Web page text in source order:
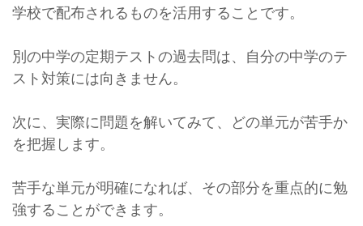
学校で配布されるものを活用することです。
別の中学の定期テストの過去問は、自分の中学のテ
スト対策には向きません。
次に、実際に問題を解いてみて、どの単元が苦手か
を把握します。
苦手な単元が明確になれば、その部分を重点的に勉
強することができます。